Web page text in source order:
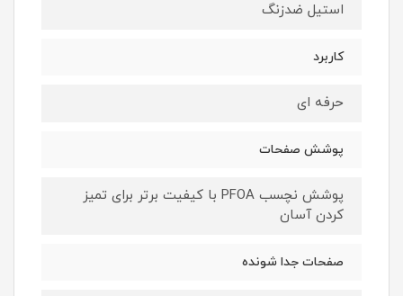
استیل ضدزنگ
کاربرد
حرفه ای
پوشش صفحات
پوشش نچسب PFOA با کیفیت برتر برای تمیز
کردن آسان
صفحات جدا شونده